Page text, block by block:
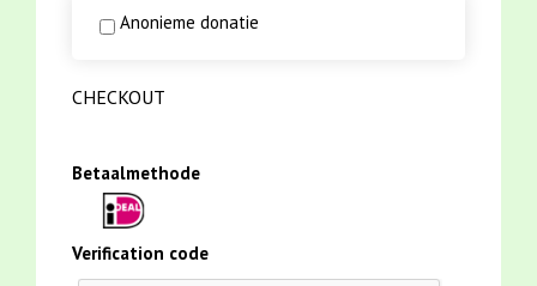
Anonieme donatie
CHECKOUT
Betaalmethode
Verification code